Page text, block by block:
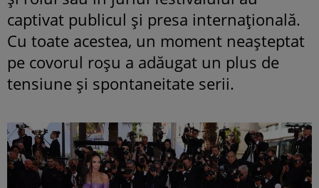
captivat publicul și presa internațională.
Cu toate acestea, un moment neașteptat
pe covorul roșu a adăugat un plus de
tensiune și spontaneitate serii.